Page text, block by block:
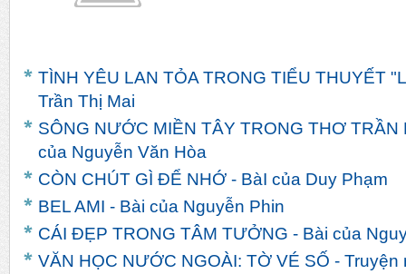
TÌNH YÊU LAN TỎA TRONG TIỂU THUYẾT
Trần Thị Mai
SÔNG NƯỚC MIỀN TÂY TRONG THƠ
của Nguyễn Văn Hòa
CÒN CHÚT GÌ ĐỂ NHỚ - BàI của Duy Phạm
BEL AMI - Bài của Nguyễn Phin
CÁI ĐẸP TRONG TÂM TƯỞNG - Bài của
VĂN HỌC NƯỚC NGOÀI: TỜ VÉ SỐ - Truyện